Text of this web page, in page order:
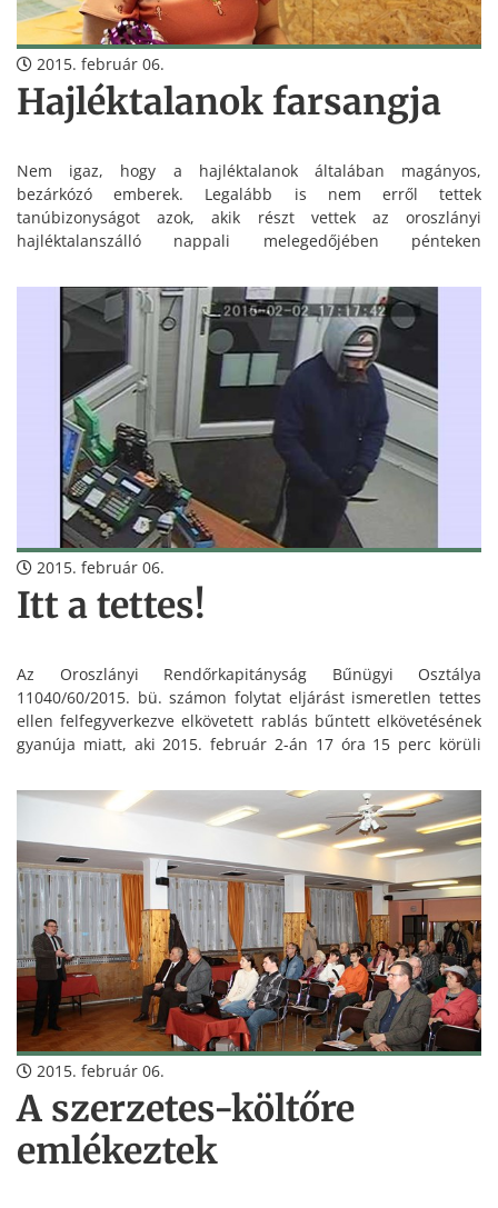
2015. február 06.
Hajléktalanok farsangja
Nem igaz, hogy a hajléktalanok általában magányos,
bezárkózó emberek. Legalább is nem erről tettek
tanúbizonyságot azok, akik részt vettek az oroszlányi
hajléktalanszálló nappali melegedőjében pénteken
órakor vetélkedővel vette kezdetét, majd ebéd után műsorral,
tombolasorsolással, fánk evéssel és zenével-tánccal zárult.
2015. február 06.
Itt a tettes!
Az Oroszlányi Rendőrkapitányság Bűnügyi Osztálya
11040/60/2015. bü. számon folytat eljárást ismeretlen tettes
ellen felfegyverkezve elkövetett rablás bűntett elkövetésének
gyanúja miatt, aki 2015. február 2-án 17 óra 15 perc körüli
kezében az eladót a kassza tartalmának átadására
kényszerítette.
2015. február 06.
A szerzetes-költőre
emlékeztek